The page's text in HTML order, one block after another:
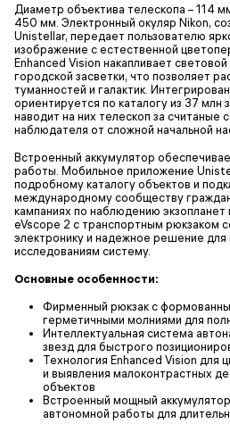
Диаметр объектива телескопа – 114
450 мм. Электронный окуляр Nikon,
Unistellar, передает пользователю
изображение с естественной
Enhanced Vision накапливает
городской засветки, что позволяет
туманностей и галактик.
ориентируется по каталогу из 37 млн
наводит на них телескоп за считаные
наблюдателя от сложной начальной
Встроенный аккумулятор
работы. Мобильное приложение
подробному каталогу объектов и
международному сообществу
кампаниях по наблюдению
eVscope 2 с транспортным рюкзаком
электронику и надежное решение для
исследованиям систему.
Основные особенности:
Фирменный рюкзак с
герметичными молниями для
Интеллектуальная система
звезд для быстрого
Технология Enhanced Vision для
и выявления малоконтрастных
объектов
Встроенный мощный
автономной работы для